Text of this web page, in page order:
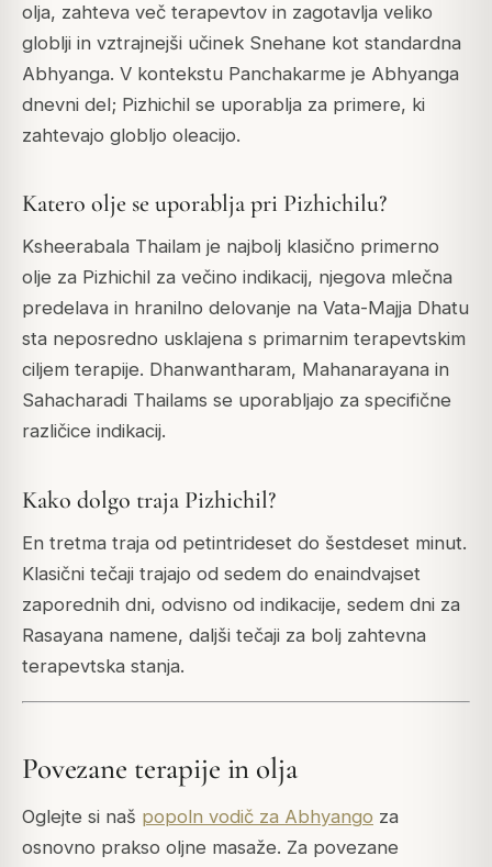
olja, zahteva več terapevtov in zagotavlja veliko
globlji in vztrajnejši učinek Snehane kot standardna
Abhyanga. V kontekstu Panchakarme je Abhyanga
dnevni del; Pizhichil se uporablja za primere, ki
zahtevajo globljo oleacijo.
Katero olje se uporablja pri Pizhichilu?
Ksheerabala Thailam je najbolj klasično primerno
olje za Pizhichil za večino indikacij, njegova mlečna
predelava in hranilno delovanje na Vata-Majja Dhatu
sta neposredno usklajena s primarnim terapevtskim
ciljem terapije. Dhanwantharam, Mahanarayana in
Sahacharadi Thailams se uporabljajo za specifične
različice indikacij.
Kako dolgo traja Pizhichil?
En tretma traja od petintrideset do šestdeset minut.
Klasični tečaji trajajo od sedem do enaindvajset
zaporednih dni, odvisno od indikacije, sedem dni za
Rasayana namene, daljši tečaji za bolj zahtevna
terapevtska stanja.
Povezane terapije in olja
Oglejte si naš popoln vodič za Abhyango za
osnovno prakso oljne masaže. Za povezane